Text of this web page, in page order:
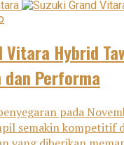
Vitara Hybrid
dan Performa
pada
semakin kompetitif